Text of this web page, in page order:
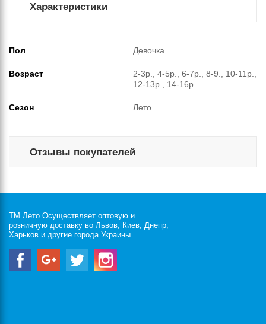
Характеристики
Пол Девочка
Возраст
2-3р., 4-5р., 6-7р., 8-9., 10-11р.,
12-13р., 14-16р.
Сезон Лето
Отзывы покупателей
ТМ Лето Осуществляет оптовую и
розничную доставку во Львов, Киев, Днепр,
Харьков и другие города Украины.